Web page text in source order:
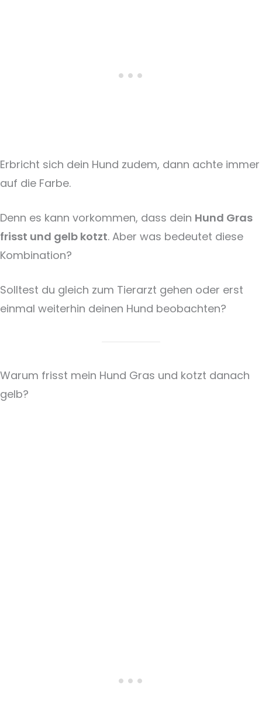
Erbricht sich dein Hund zudem, dann achte immer
auf die Farbe.
Denn es kann vorkommen, dass dein Hund Gras
frisst und gelb kotzt. Aber was bedeutet diese
Kombination?
Solltest du gleich zum Tierarzt gehen oder erst
einmal weiterhin deinen Hund beobachten?
Warum frisst mein Hund Gras und kotzt danach
gelb?